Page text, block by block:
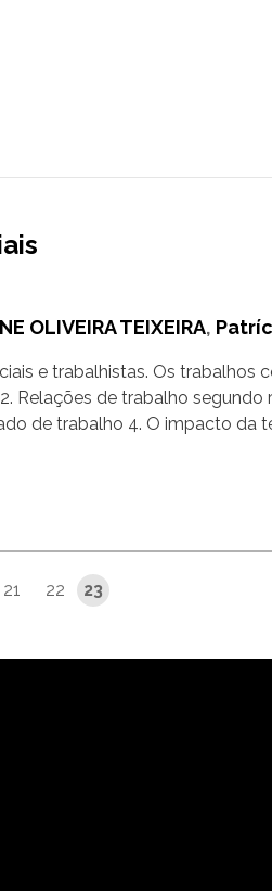
OLIVEIRA TEIXEIRA,
e trabalhistas. Os trabalhos
Relações de trabalho
de trabalho 4. O impacto da
21 22 23